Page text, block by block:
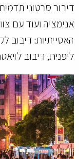
דיבוב סרטוני
אנימציה ועוד עם
האסייתיות: דיבוב
ליפנית, דיבוב